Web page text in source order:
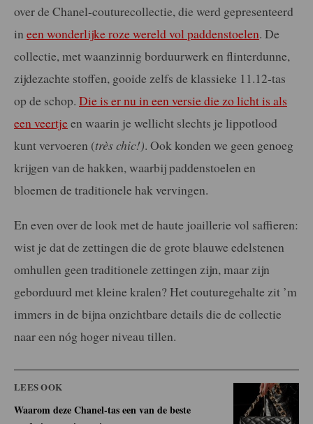
over de Chanel-couturecollectie, die werd gepresenteerd
in een wonderlijke roze wereld vol paddenstoelen. De
collectie, met waanzinnig borduurwerk en flinterdunne,
zijdezachte stoffen, gooide zelfs de klassieke 11.12-tas
op de schop. Die is er nu in een versie die zo licht is als
een veertjeen waarin je wellicht slechts je lippotlood
kunt vervoeren (très chic!). Ook konden we geen genoeg
krijgen van de hakken, waarbij paddenstoelen en
bloemen de traditionele hak vervingen.
En even over de look met de haute joaillerie vol saffieren:
wist je dat de zettingen die de grote blauwe edelstenen
omhullen geen traditionele zettingen zijn, maar zijn
geborduurd met kleine kralen? Het couturegehalte zit ’m
immers in de bijna onzichtbare details die de collectie
naar een nóg hoger niveau tillen.
LEES OOK
Waarom deze Chanel-tas een van de beste